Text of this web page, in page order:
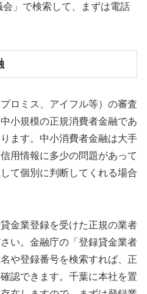
」で検索して、まずは電話
ロミス、アイフル等）の審査
小規模の正規消費者金融であ
ます。中小消費者金融は大手
用情報に多少の問題があって
て個別に判断してくれる場合
金業登録を受けた正規の業者
い。金融庁の「登録貸金業者
や登録番号を検索すれば、正
認できます。千葉に本社を置